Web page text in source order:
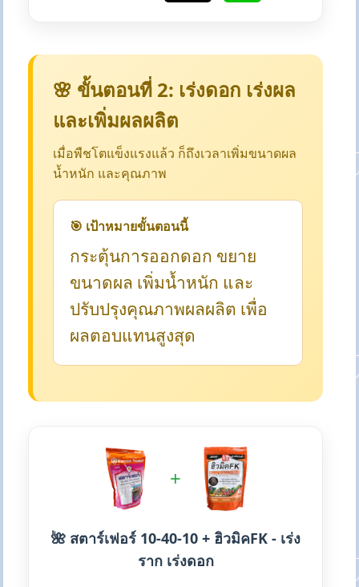
🌸 ขั้นตอนที่ 2: เร่งดอก เร่งผล
และเพิ่มผลผลิต
เมื่อพืชโตแข็งแรงแล้ว ก็ถึงเวลาเพิ่มขนาดผล
น้ำหนัก และคุณภาพ
🎯 เป้าหมายขั้นตอนนี้
กระตุ้นการออกดอก ขยาย
ขนาดผล เพิ่มน้ำหนัก และ
ปรับปรุงคุณภาพผลผลิต เพื่อ
ผลตอบแทนสูงสุด
+
🌺 สตาร์เฟอร์ 10-40-10 + ฮิวมิคFK - เร่ง
ราก เร่งดอก